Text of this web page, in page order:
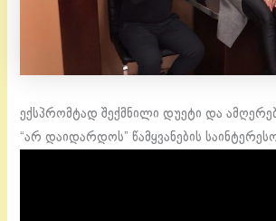
ექსპრომტად შექმნილი დუეტი და
“არ დაიდარდოს” წამყვანების